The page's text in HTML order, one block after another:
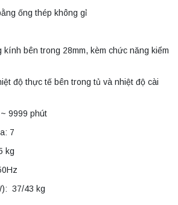
ống thép không gỉ
bên trong 28mm, kèm chức năng kiểm
độ thực tế bên trong tủ và nhiệt độ cài
9999 phút
7
kg
37/43 kg